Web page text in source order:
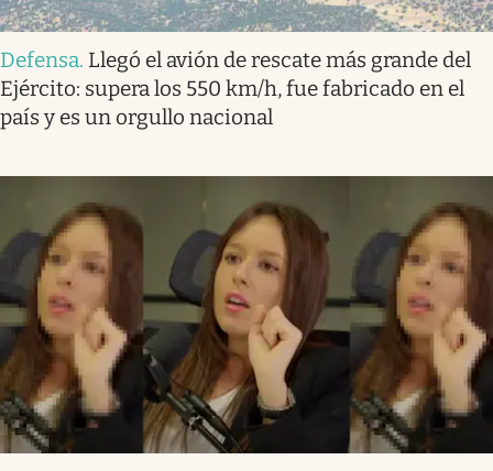
Defensa. Llegó el avión de rescate más grande del
Ejército: supera los 550 km/h, fue fabricado en el
país y es un orgullo nacional